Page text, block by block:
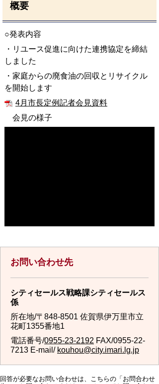
概要
○発表内容
・リユース促進に向けた連携協定を締結
しました
・家庭からの廃食油の回収とリサイクル
を開始します
4月市長定例記者会見資料
会見の様子
お問い合わせ先
シティセールス戦略課シティセールス
係
所在地/〒848-8501 佐賀県伊万里市立
花町1355番地1
電話番号/0955-23-2192 FAX/0955-22-
7213 E-mail/ kouhou@city.imari.lg.jp
回答が必要なお問い合わせは、こちらの「お問合わせ